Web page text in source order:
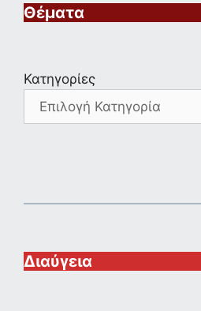
Θέματα
Κατηγορίες
Διαύγεια